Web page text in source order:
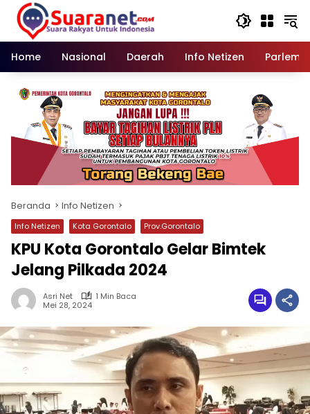
Langsung
konten
Home
Nasional Daerah Info Netizen
Beranda Info Netizen
Info Netizen Kota Gorontalo Prov.Gorontalo
KPU Kota Gorontalo Gelar Bimtek
Jelang Pilkada 2024
Asri Net
1 Min Baca
Mei 28, 2024